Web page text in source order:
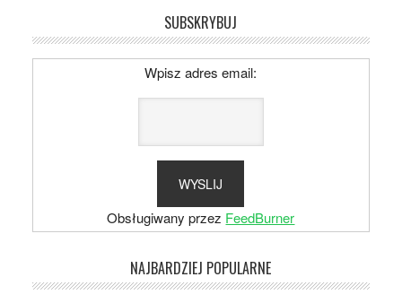
SUBSKRYBUJ
Wpisz adres email:
Obsługiwany przez FeedBurner
NAJBARDZIEJ POPULARNE